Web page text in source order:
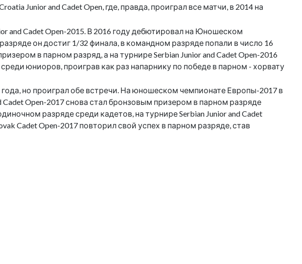
Junior and Cadet Open, где, правда, проиграл все матчи, в 2014 на
and Cadet Open-2015. В 2016 году дебютировал на Юношеском
он достиг 1/32 финала, в командном разряде попали в число 16
в парном разряд, а на турнире Serbian Junior and Cadet Open-2016
юниоров, проиграв как раз напарнику по победе в парном - хорвату
года, но проиграл обе встречи. На юношеском чемпионате Европы-2017 в
Open-2017 снова стал бронзовым призером в парном разряде
разряде среди кадетов, на турнире Serbian Junior and Cadet
Cadet Open-2017 повторил свой успех в парном разряде, став